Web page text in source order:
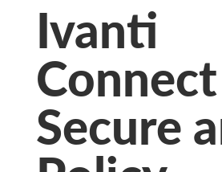
Ivanti
Connect
Secure